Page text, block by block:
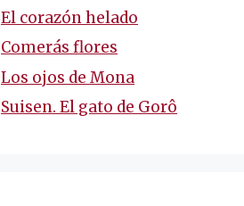
El corazón helado
Comerás flores
Los ojos de Mona
Suisen. El gato de Gorô